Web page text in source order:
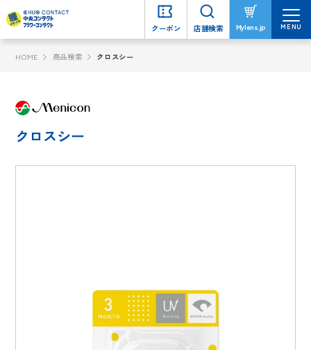
クーポン 店舗検索 Mylens.jp MENU
HOME 商品検索 クロスシー
クロスシー
クーポン 店舗検索 Mylens.jp MENU